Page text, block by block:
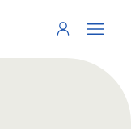
Login